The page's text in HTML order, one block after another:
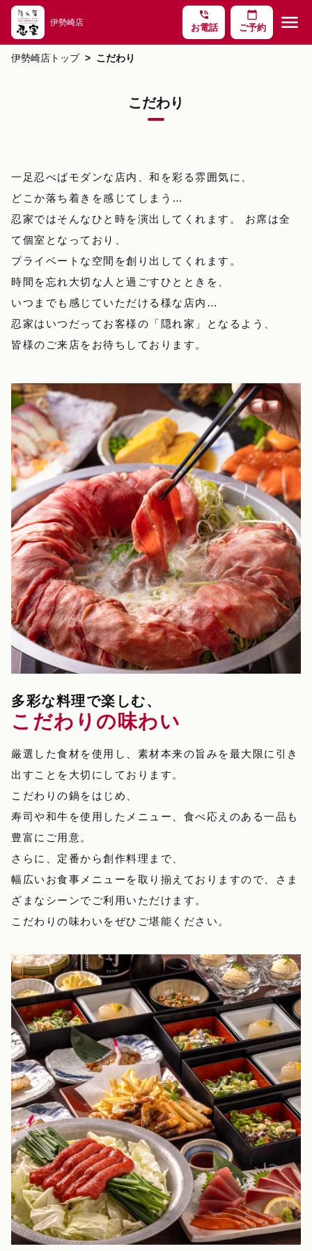
phone_in_talk
お電話
calendar_today
ご予約 menu
伊勢崎店
伊勢崎店トップ こだわり
こだわり
一足忍べばモダンな店内、和を彩る雰囲気に、
どこか落ち着きを感じてしまう…
忍家ではそんなひと時を演出してくれます。 お席は全
て個室となっており、
プライベートな空間を創り出してくれます。
時間を忘れ大切な人と過ごすひとときを、
いつまでも感じていただける様な店内…
忍家はいつだってお客様の「隠れ家」となるよう、
皆様のご来店をお待ちしております。
多彩な料理で楽しむ、
こだわりの味わい
厳選した食材を使用し、素材本来の旨みを最大限に引き
出すことを大切にしております。
こだわりの鍋をはじめ、
寿司や和牛を使用したメニュー、食べ応えのある一品も
豊富にご用意。
さらに、定番から創作料理まで、
幅広いお食事メニューを取り揃えておりますので、さま
ざまなシーンでご利用いただけます。
こだわりの味わいをぜひご堪能ください。